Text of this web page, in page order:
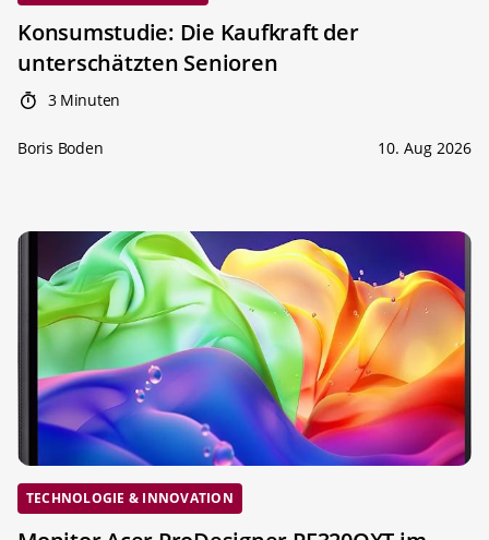
Konsumstudie: Die Kaufkraft der
unterschätzten Senioren
3 Minuten
Boris Boden 10. Aug 2026
TECHNOLOGIE & INNOVATION